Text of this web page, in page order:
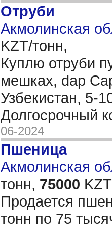
Отруби
Акмолинская
KZT/тонн,
Куплю отруби
мешках, dap
Узбекистан, 5-
Долгосрочный
06-2024
Пшеница
Акмолинская
тонн, 75000
Продается
тонн по 75